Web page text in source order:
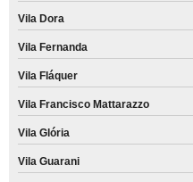
Vila Dora
Vila Fernanda
Vila Fláquer
Vila Francisco Mattarazzo
Vila Glória
Vila Guarani